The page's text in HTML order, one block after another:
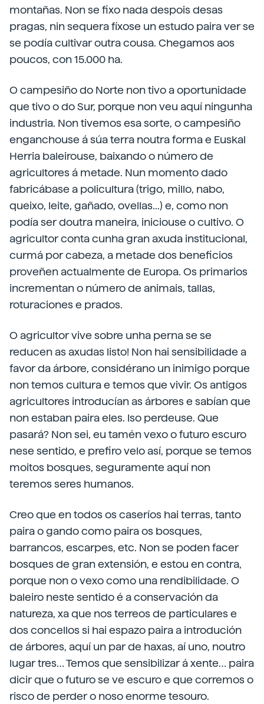
montañas. Non se fixo nada despois desas
pragas, nin sequera fíxose un estudo paira ver se
se podía cultivar outra cousa. Chegamos aos
poucos, con 15.000 ha.
O campesiño do Norte non tivo a oportunidade
que tivo o do Sur, porque non veu aquí ningunha
industria. Non tivemos esa sorte, o campesiño
enganchouse á súa terra noutra forma e Euskal
Herria baleirouse, baixando o número de
agricultores á metade. Nun momento dado
fabricábase a policultura (trigo, millo, nabo,
queixo, leite, gañado, ovellas...) e, como non
podía ser doutra maneira, iniciouse o cultivo. O
agricultor conta cunha gran axuda institucional,
curmá por cabeza, a metade dos beneficios
proveñen actualmente de Europa. Os primarios
incrementan o número de animais, tallas,
roturaciones e prados.
O agricultor vive sobre unha perna se se
reducen as axudas listo! Non hai sensibilidade a
favor da árbore, considérano un inimigo porque
non temos cultura e temos que vivir. Os antigos
agricultores introducían as árbores e sabían que
non estaban paira eles. Iso perdeuse. Que
pasará? Non sei, eu tamén vexo o futuro escuro
nese sentido, e prefiro velo así, porque se temos
moitos bosques, seguramente aquí non
teremos seres humanos.
Creo que en todos os caseríos hai terras, tanto
paira o gando como paira os bosques,
barrancos, escarpes, etc. Non se poden facer
bosques de gran extensión, e estou en contra,
porque non o vexo como una rendibilidade. O
baleiro neste sentido é a conservación da
natureza, xa que nos terreos de particulares e
dos concellos si hai espazo paira a introdución
de árbores, aquí un par de haxas, aí uno, noutro
lugar tres… Temos que sensibilizar á xente… paira
dicir que o futuro se ve escuro e que corremos o
risco de perder o noso enorme tesouro.